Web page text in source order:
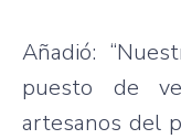
Añadió:
puesto de
artesanos del